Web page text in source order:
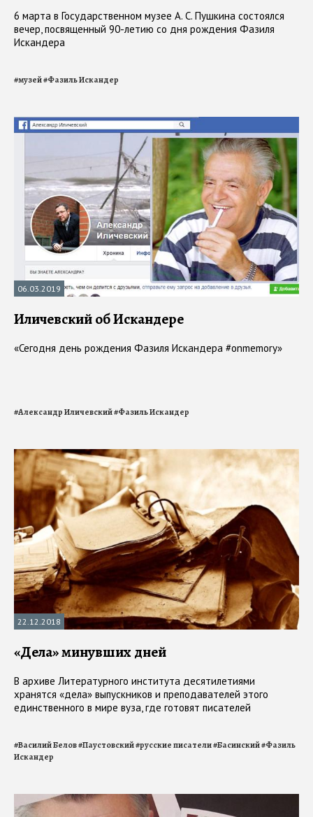
6 марта в Государственном музее А. С. Пушкина состоялся
вечер, посвященный 90-летию со дня рождения Фазиля
Искандера
#музей#Фазиль Искандер
06.03.2019
Иличевский об Искандере
«Сегодня день рождения Фазиля Искандера #onmemory»
#Александр Иличевский#Фазиль Искандер
22.12.2018
«Дела» минувших дней
В архиве Литературного института десятилетиями
хранятся «дела» выпускников и преподавателей этого
единственного в мире вуза, где готовят писателей
#Василий Белов#Паустовский#русские писатели#Басинский#Фазиль
Искандер